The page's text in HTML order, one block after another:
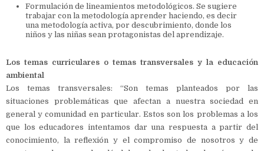
Formulación de lineamientos metodológicos. Se sugiere
trabajar con la metodología aprender haciendo, es decir
una metodología activa, por descubrimiento, donde los
niños y las niñas sean protagonistas del aprendizaje.
Los temas curriculares o temas transversales y la educación
ambiental
Los temas transversales: “Son temas planteados por las
situaciones problemáticas que afectan a nuestra sociedad en
general y comunidad en particular. Estos son los problemas a los
que los educadores intentamos dar una respuesta a partir del
conocimiento, la reflexión y el compromiso de nosotros y de